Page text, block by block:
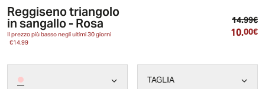
Reggiseno triangolo
in sangallo - Rosa
Il prezzo più basso negli ultimi 30 giorni
€14.99
14.99€
10.00€
TAGLIA